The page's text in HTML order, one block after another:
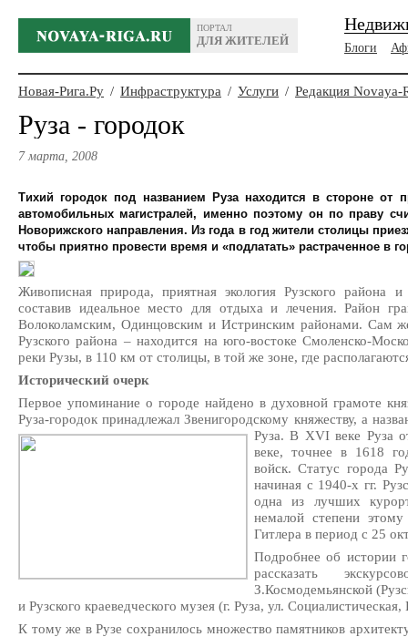
ПОРТАЛ
ДЛЯ ЖИТЕЛЕЙ
Блоги
Новая-Рига.Ру / Инфраструктура / Услуги / Редакция Novaya-
Руза - городок
7 марта, 2008
Тихий городок под названием Руза находится в стороне от
автомобильных магистралей, именно поэтому он по праву
Новорижского направления. Из года в год жители столицы
чтобы приятно провести время и «подлатать» растраченное в
Живописная природа, приятная экология Рузского района
составив идеальное место для отдыха и лечения. Район
Волоколамским, Одинцовским и Истринским районами. Сам
Рузского района – находится на юго-востоке Смоленско-
реки Рузы, в 110 км от столицы, в той же зоне, где
Исторический очерк
Первое упоминание о городе найдено в духовной грамоте
Руза-городок принадлежал Звенигородскому княжеству, а
Руза.В XVI веке Руза
веке, точнее в 1618
войск. Статус города
начиная с 1940-х гг.
одна из лучших
немалой степени
Гитлера в период с 25
Подробнее об истории
рассказать
З.Космодемьянской
и Рузского краеведческого музея (г. Руза, ул.
К тому же в Рузе сохранилось множество памятников